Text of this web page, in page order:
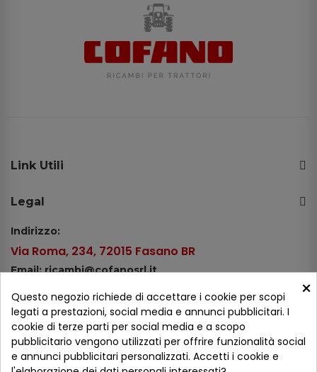
Link Utili
Legal
Indirizzo:
Via Roma, 234, 72015 Fasano BR
Email: ricambi@cofanosrl.it
Tel.: +39 080 44 13 478
WhatsApp: +39 334 98 51 100
Metodi di pagamento
×
Questo negozio richiede di accettare i cookie per scopi
legati a prestazioni, social media e annunci pubblicitari. I
cookie di terze parti per social media e a scopo
pubblicitario vengono utilizzati per offrire funzionalità social
e annunci pubblicitari personalizzati. Accetti i cookie e